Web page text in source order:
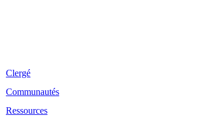
Clergé
Communautés
Ressources